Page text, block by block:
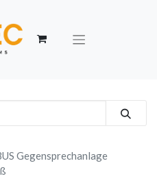
Gegensprechanlage